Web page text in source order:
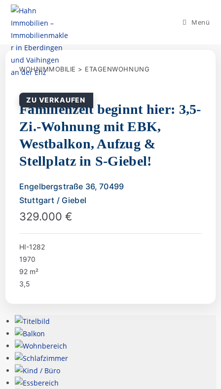
Menü
WOHNIMMOBILIE > ETAGENWOHNUNG
ZU VERKAUFEN
Familienzeit beginnt hier: 3,5-
Zi.-Wohnung mit EBK,
Westbalkon, Aufzug &
Stellplatz in S-Giebel!
Engelbergstraße 36, 70499
Stuttgart / Giebel
329.000 €
HI-1282
1970
92 m²
3,5